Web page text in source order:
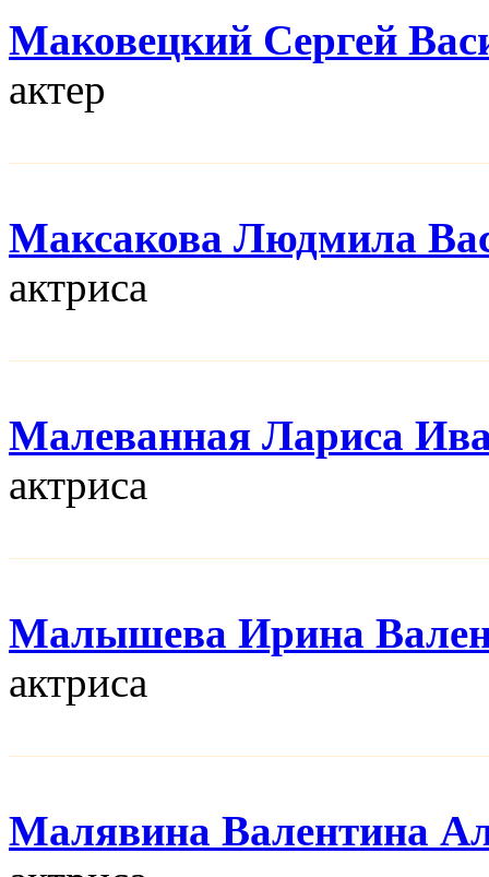
Маковецкий Сергей
актер
Максакова Людмила
актриса
Малеванная Лариса
актриса
Малышева Ирина
актриса
Малявина Валентина